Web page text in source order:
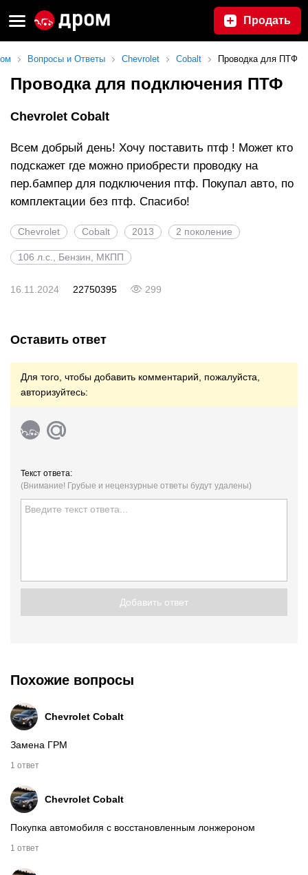
Продать
Вопросы и Ответы Chevrolet Cobalt Проводка для ПТФ
Проводка для подключения ПТФ
Chevrolet Cobalt
Всем добрый день! Хочу поставить птф ! Может кто
подскажет где можно приобрести проводку на
пер.бампер для подключения птф. Покупал авто, по
комплектации без птф. Спасибо!
Chevrolet Cobalt 2013 2 поколение
106 л.с., Бензин, МКПП
16.11.2024 22750395 299
Оставить ответ
Для того, чтобы добавить комментарий, пожалуйста,
авторизуйтесь:
Текст ответа:
(Внимание! Грубые и нецензурные ответы будут удалены)
Добавить ответ
Похожие вопросы
Chevrolet Cobalt
Замена ГРМ
1 ответ
Chevrolet Cobalt
Покупка автомобиля с восстановленным лонжероном
1 ответ